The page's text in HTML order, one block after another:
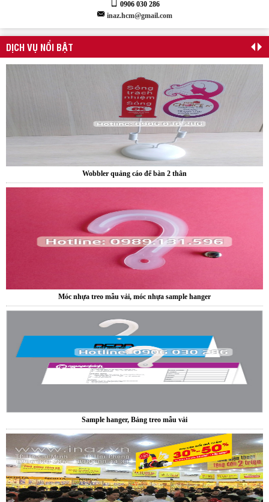
0906 030 286
inaz.hcm@gmail.com
DỊCH VỤ NỔI BẬT
Wobbler quảng cáo để bàn 2 thân
Móc nhựa treo mẫu vải, móc nhựa sample hanger
Sample hanger, Bảng treo mẫu vải
Hanger quảng cáo treo trần nhà